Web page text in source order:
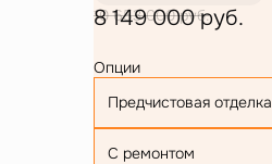
10 653 000 руб.
8 149 000 руб.
Опции
Предчистовая отделка
С ремонтом